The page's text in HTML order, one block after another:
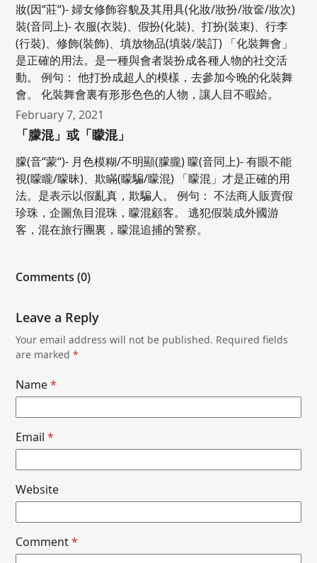
妝(因“莊“)- 婦女修飾容貌及其用具(化妝/妝扮/妝奩/妝次)
裝(音同上)- 衣服(衣裝)、假扮(化裝)、打扮(裝束)、行李
(行裝)、修飾(裝飾)、填放物品(填裝/裝訂) 「化裝舞會」
是正確的用法。是一種與會者裝扮成各種人物的社交活
動。 例句： 他打扮成超人的模樣，去參加今晚的化裝舞
會。 化裝舞會裏有形形色色的人物，讓人目不暇給。
February 7, 2021
「朦混」或「矇混」
朦(音“蒙“)- 月色模糊/不明顯(朦朧) 矇(音同上)- 有眼不能
視(矇矓/矇昧)、欺瞞(矇騙/矇混) 「矇混」才是正確的用
法。是表示以假亂真，欺騙人。 例句： 不法商人販賣假
珍珠，企圖魚目混珠，矇混顧客。 逃犯假裝成外國游
客，混在旅行團裏，矇混追捕的警察。
Comments (0)
Leave a Reply
Your email address will not be published. Required fields
are marked*
Name*
Email*
Website
Comment*